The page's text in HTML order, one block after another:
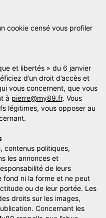
cookie censé vous profiler
et libertés » du 6 janvier
d’un droit d’accès et
vous concernent, que vous
à pierre@my89.fr. Vous
légitimes, vous opposer au
contenus politiques,
les annonces et
de leurs
fond ni la forme et ne peut
ou de leur portée. Les
droits sur les images,
Concernant les